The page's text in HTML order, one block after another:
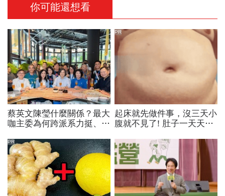
你可能還想看
蔡英文陳瑩什麼關係？最大
咖主委為何跨派系力挺、連
藏政壇合作內幕？
起床就先做件事，沒三天小
腹就不見了! 肚子一天天變
PR
PR